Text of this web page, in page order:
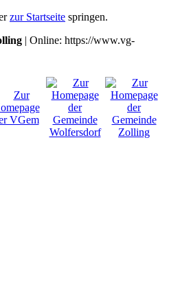
zur Startseite springen.
| Online: https://www.vg-